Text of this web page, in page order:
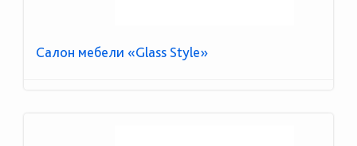
Салон мебели «Glass Style»